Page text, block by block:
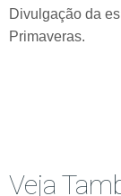
Divulgação da
Primaveras.
Veja